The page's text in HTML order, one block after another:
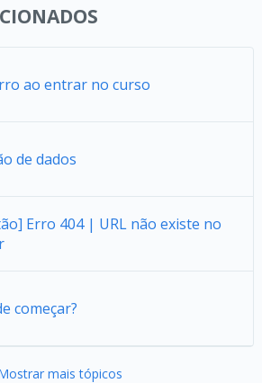
ao entrar no curso
de dados
Erro 404 | URL não existe no
começar?
mais tópicos